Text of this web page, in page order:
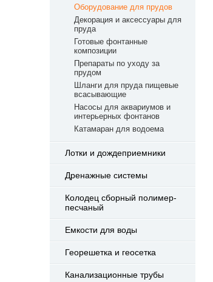
Оборудование для прудов
Декорация и аксессуары для
пруда
Готовые фонтанные
композиции
Препараты по уходу за
прудом
Шланги для пруда пищевые
всасывающие
Насосы для аквариумов и
интерьерных фонтанов
Катамаран для водоема
Лотки и дождеприемники
Дренажные системы
Колодец сборный полимер-
песчаный
Емкости для воды
Георешетка и геосетка
Канализационные трубы